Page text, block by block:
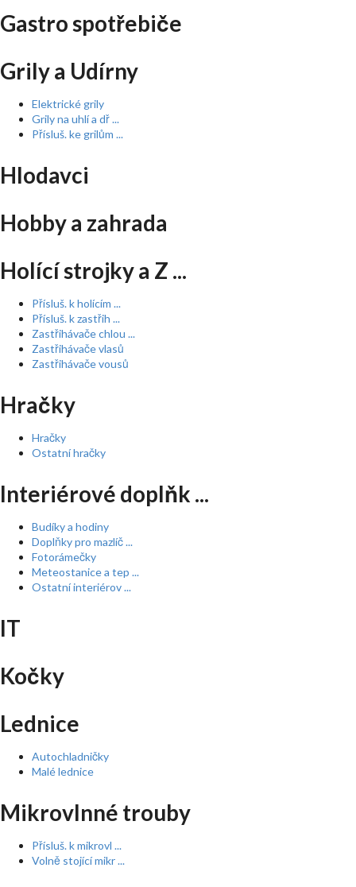
Gastro spotřebiče
Grily a Udírny
Elektrické grily
Grily na uhlí a dř ...
Přísluš. ke grilům ...
Hlodavci
Hobby a zahrada
Holící strojky a Z ...
Přísluš. k holícím ...
Přísluš. k zastřih ...
Zastřihávače chlou ...
Zastřihávače vlasů
Zastřihávače vousů
Hračky
Hračky
Ostatní hračky
Interiérové doplňk ...
Budíky a hodiny
Doplňky pro mazlíč ...
Fotorámečky
Meteostanice a tep ...
Ostatní interiérov ...
IT
Kočky
Lednice
Autochladničky
Malé lednice
Mikrovlnné trouby
Přísluš. k mikrovl ...
Volně stojící mikr ...